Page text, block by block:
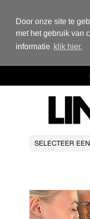
Door onze site te
met het gebruik van
informatie klik hier.
SELECTEER